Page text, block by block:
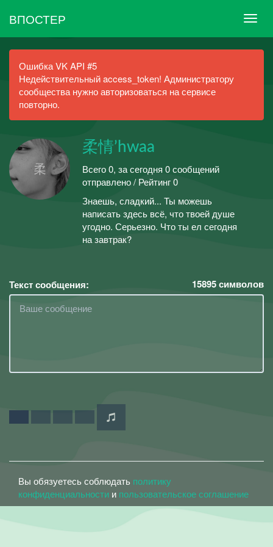
ВПОСТЕР
Ошибка VK API #5
Недействительный access_token! Администратору
сообщества нужно авторизоваться на сервисе
повторно.
柔情’hwaa
Всего 0, за сегодня 0 сообщений
отправлено / Рейтинг 0
Знаешь, сладкий... Ты можешь
написать здесь всё, что твоей душе
угодно. Серьезно. Что ты ел сегодня
на завтрак?
Текст сообщения: 15895символов
Вы обязуетесь соблюдать политику
конфиденциальности и пользовательское соглашение